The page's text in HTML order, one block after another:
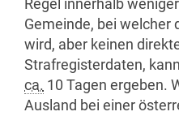
Regel innerhalb
Gemeinde, bei welcher
wird, aber keinen
Strafregisterdaten,
ca. 10 Tagen ergeben.
Ausland bei einer